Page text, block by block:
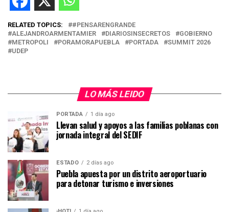
RELATED TOPICS:
#PENSARENGRANDE
ALEJANDROARMENTAMIER
DIARIOSINSECRETOS
GOBIERNO
METROPOLI
PORAMORAPUEBLA PORTADA
SUMMIT 2026
UDEP
LO MÁS LEIDO
PORTADA 1 día ago
Llevan salud y apoyos a las familias poblanas con
jornada integral del SEDIF
ESTADO 2 días ago
Puebla apuesta por un distrito aeroportuario
para detonar turismo e inversiones